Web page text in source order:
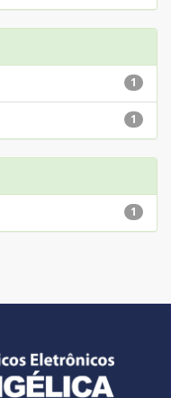
1
1
1